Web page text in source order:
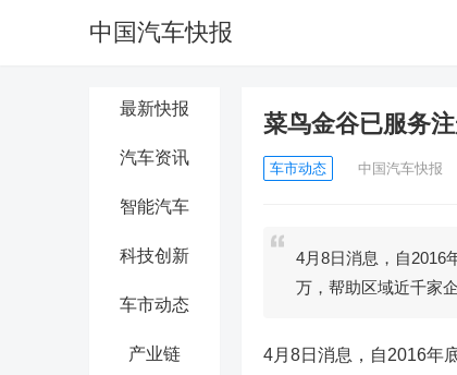
中国汽车快报
最新快报
汽车资讯
智能汽车
科技创新
车市动态
产业链
菜鸟金谷已服务
车市动态 中国汽车快报
4月8日消息，自2016
万，帮助区域近千家
4月8日消息，自2016年